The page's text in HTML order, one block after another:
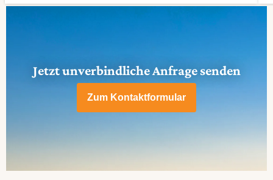
Jetzt unverbindliche Anfrage senden
Zum Kontaktformular